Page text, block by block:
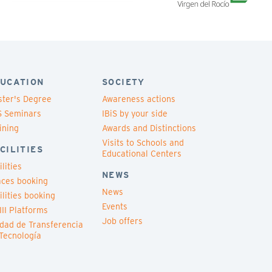
Degree
Seminars
booking
booking
Platforms
de Transferencia
SOCIETY
Awareness actions
IBiS by your side
Awards and Distinctions
Visits to Schools and
Educational Centers
NEWS
News
Events
Job offers